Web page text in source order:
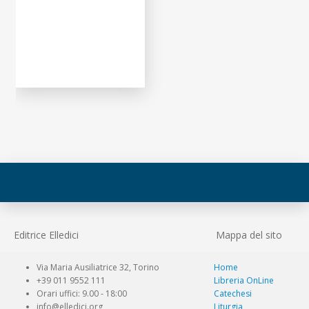
Editrice Elledici Mappa del sito
Via Maria Ausiliatrice 32, Torino
+39 011 9552 111
Orari uffici: 9.00 - 18:00
info@elledici.org
Home
Libreria OnLine
Catechesi
Liturgia